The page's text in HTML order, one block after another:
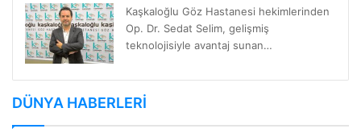
Kaşkaloğlu Göz Hastanesi hekimlerinden
Op. Dr. Sedat Selim, gelişmiş
teknolojisiyle avantaj sunan…
DÜNYA HABERLERİ